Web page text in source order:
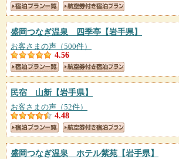
盛岡つなぎ温泉 四季亭 【岩手県】
お客さまの声（500件）
4.56
民宿 山新 【岩手県】
お客さまの声（52件）
4.48
盛岡つなぎ温泉 ホテル紫苑 【岩手県】